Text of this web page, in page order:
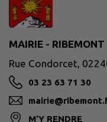
MAIRIE - RIBEMONT
Rue Condorcet,
03 23 63 71 30
M'Y RENDRE